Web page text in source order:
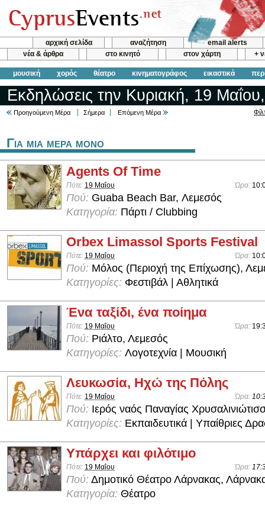
αρχική σελίδα αναζήτηση
email alerts
νέα & άρθρα
στο κινητό στον χάρτη +
μουσική χορός θέατρο κινηματογράφος εικαστικά
Εκδηλώσεις την Κυριακή, 19
Προηγούμενη Μέρα Σήμερα Επόμενη Μέρα
Για μια μερα μονο
Agents Of Time
Πότε: 19 Μαΐου Ώρα:
Πού: Guaba Beach Bar, Λεμεσός
Κατηγορία: Πάρτι / Clubbing
Orbex Limassol Sports Festival
Πότε: 19 Μαΐου Ώρα:
Πού: Μόλος (Περιοχή της Επίχωσης),
Κατηγορίες: Φεστιβάλ | Αθλητικά
Ένα ταξίδι, ένα ποίημα
Πότε: 19 Μαΐου Ώρα:
Πού: Ριάλτο, Λεμεσός
Κατηγορίες: Λογοτεχνία | Μουσική
Λευκωσία, Ηχώ της Πόλης
Πότε: 19 Μαΐου Ώρα:
Πού: Ιερός ναός Παναγίας
Κατηγορίες: Εκπαιδευτικά | Υπαίθριες
Υπάρχει και φιλότιμο
Πότε: 19 Μαΐου Ώρα:
Πού: Δημοτικό Θέατρο Λάρνακας,
Κατηγορία: Θέατρο